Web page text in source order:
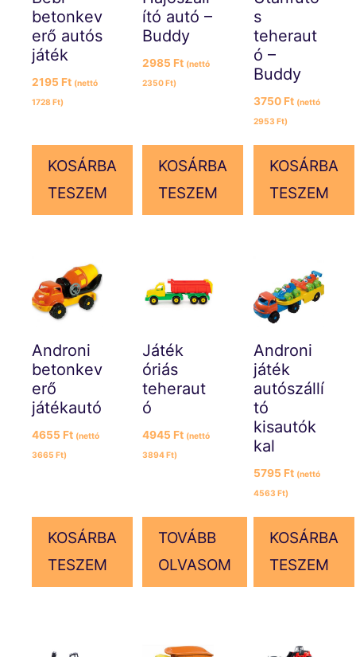
betonkev
erő autós
játék
2195 Ft (nettó
1728Ft)
KOSÁRBA
TESZEM
ító autó –
Buddy
2985 Ft (nettó
2350Ft)
KOSÁRBA
TESZEM
s
teheraut
ó –
Buddy
3750 Ft (nettó
2953 Ft)
KOSÁRBA
TESZEM
Androni
betonkev
erő
játékautó
4655 Ft (nettó
3665 Ft)
KOSÁRBA
TESZEM
Játék
óriás
teheraut
ó
4945 Ft (nettó
3894Ft)
TOVÁBB
OLVASOM
Androni
játék
autószállí
tó
kisautók
kal
5795 Ft (nettó
4563 Ft)
KOSÁRBA
TESZEM